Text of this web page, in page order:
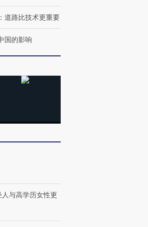
国走私7万
体内含3种
视线｜被称为“蟑螂”的印
道路比技术更重要
国的影响
与高学历女性更